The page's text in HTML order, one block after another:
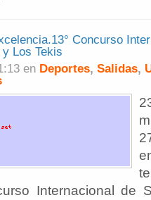
Concurso
Los Tekis
en Deportes, Salidas,
Internacional de